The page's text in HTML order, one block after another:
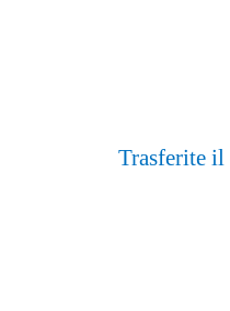
Trasferite il